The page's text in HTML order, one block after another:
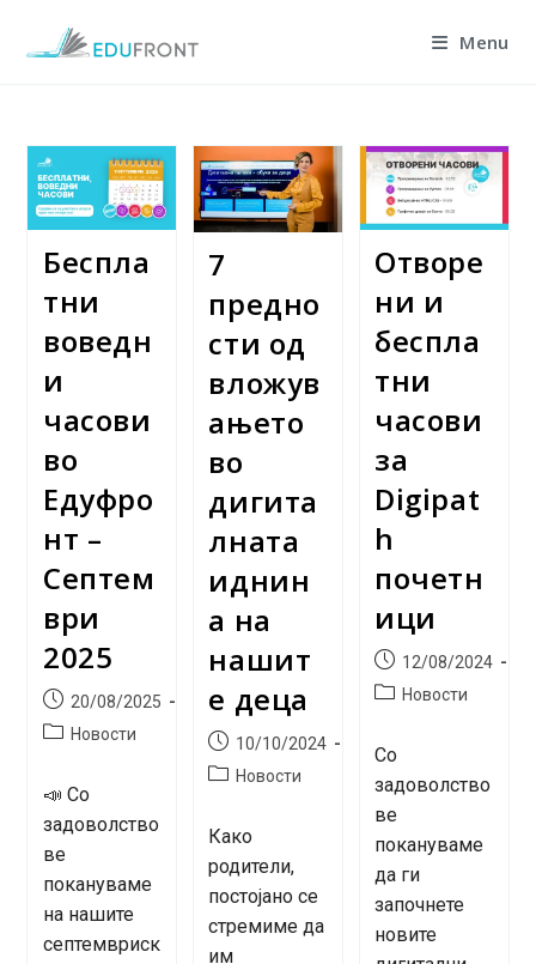
Menu
Беспла
тни
воведн
и
часови
во
Едуфро
нт –
Септем
ври
2025
Post
published:
20/08/2025
PostНовости
📣 Со
задоволство
ве
покануваме
на нашите
септемвриск
7
предно
сти од
вложув
ањето
во
дигита
лната
иднин
а на
нашит
е деца
Post
published:
10/10/2024
PostНовости
Како
родители,
постојано се
стремиме да
им
Отворе
ни и
беспла
тни
часови
за
Digipat
h
почетн
ици
Post
published:
12/08/2024
PostНовости
Со
задоволство
ве
покануваме
да ги
започнете
новите